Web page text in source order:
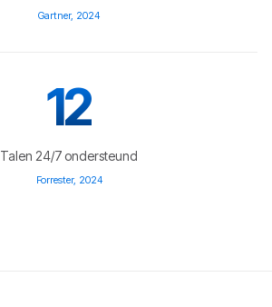
Gartner, 2024
12
Talen 24/7 ondersteund
Forrester, 2024